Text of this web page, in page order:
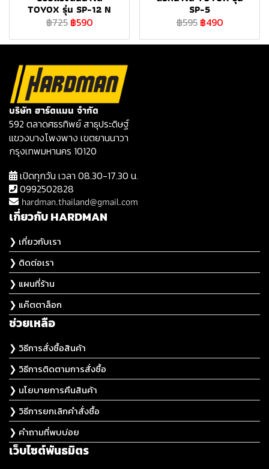
TOYOX รุ่น SP-12 N
฿725 ฿590
SP-5
฿595 ฿490
บริษัท ฮาร์ดแมน จำกัด
592 ตลาดศธรทิพย์ สาธุประดิษฐ์
แขวงบางโพงพาง เขตยานนาวา
กรุงเทพมหานคร 10120
เปิดทุกวัน เวลา 08.30-17.30 น.
0992502828
hardman.thailand@gmail.com
เกี่ยวกับ HARDMAN
❯ เกี่ยวกับเรา
❯ ติดต่อเรา
❯ แผนที่ร้าน
❯ แค๊ตตาล็อก
ช่วยเหลือ
❯ วิธีการสั่งซื้อสินค้า
❯ วิธีการติดตามการสั่งซื้อ
❯ นโยบายการคืนสินค้า
❯ วิธีการยกเลิกคำสั่งซื้อ
❯ คำถามที่พบบ่อย
เว็บไซต์พันธมิตร